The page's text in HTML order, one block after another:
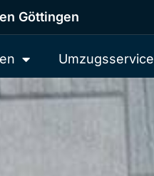
Göttingen
Umzugsservice